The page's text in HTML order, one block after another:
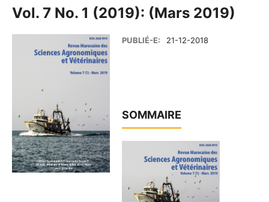
Vol. 7 No. 1 (2019): (Mars 2019)
PUBLIÉ-E: 21-12-2018
SOMMAIRE